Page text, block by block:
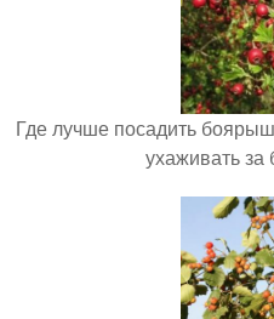
Где лучше посадить
ухаживать